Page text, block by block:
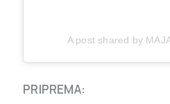
A post shared by
PRIPREMA: